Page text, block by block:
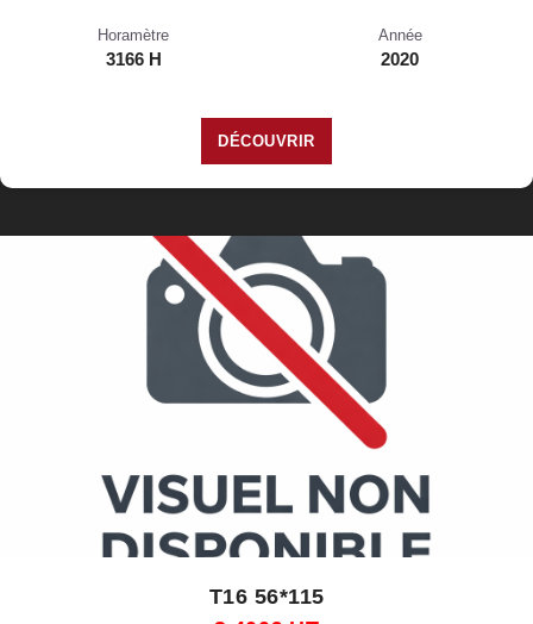
Horamètre
3166 H
Année
2020
DÉCOUVRIR
T16 56*115